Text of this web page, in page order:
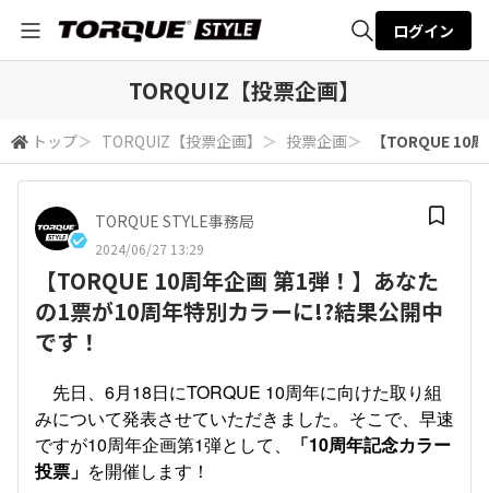
検索
ログイン
TORQUIZ【投票企画】
トップ＞ TORQUIZ【投票企画】 ＞ 投票企画＞ 【TORQUE 10
TORQUE STYLE事務局
2024/06/27 13:29
【TORQUE 10周年企画 第1弾！】あなた
の1票が10周年特別カラーに!?結果公開中
です！
先日、6月18日にTORQUE 10周年に向けた取り組
みについて発表させていただきました。そこで、早速
ですが10周年企画第1弾として、
「10周年記念カラー
投票」 を開催します！